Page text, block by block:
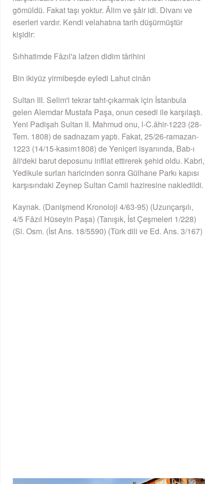
gömüldü. Fakat taşı yoktur. Âlim ve şâir idi. Divanı ve
eserleri vardır. Kendi velahatına tarih düşürmüştür
kişidir:
Sıhhatimde Fâzıl'a lafzen didim târihini
Bin ikiyüz yirmibeşde eyledi Lahut cinân
Sultan III. Selim'i tekrar taht-çıkarmak için İstanbula
gelen Alemdar Mustafa Paşa, onun cesedi ile karşılaştı.
Yeni Padişah Sultan II. Mahmud onu, l-C.âhir-1223 (28-
Tem. 1808) de sadrıazam yaptı. Fakat, 25/26-ramazan-
1223 (14/15-kasım1808) de Yeniçeri isyanında, Bab-ı
âli'deki barut deposunu infilat ettirerek şehid oldu. Kabri,
Yedikule surları haricinden sonra Gülhane Parkı kapısı
karşısındaki Zeynep Sultan Camii haziresine nakledildi.
Kaynak. (Danişmend Kronoloji 4/63-95) (Uzunçarşılı,
4/5 Fâzıl Hüseyin Paşa) (Tanışık, İst Çeşmeleri 1/228)
(Si. Osm. (İst Ans. 18/5590) (Türk dili ve Ed. Ans. 3/167)